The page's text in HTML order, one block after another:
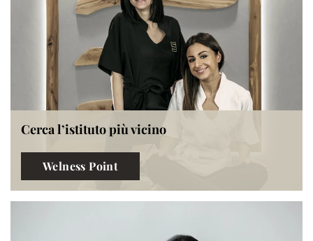
Cerca l’istituto più vicino
Welness Point